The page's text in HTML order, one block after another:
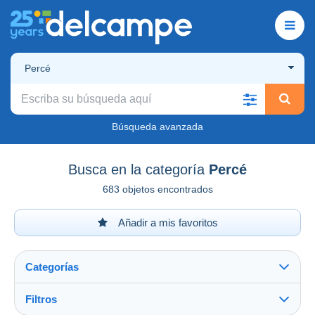
Percé
Búsqueda avanzada
Busca en la categoría Percé
683 objetos encontrados
Añadir a mis favoritos
Categorías
Filtros